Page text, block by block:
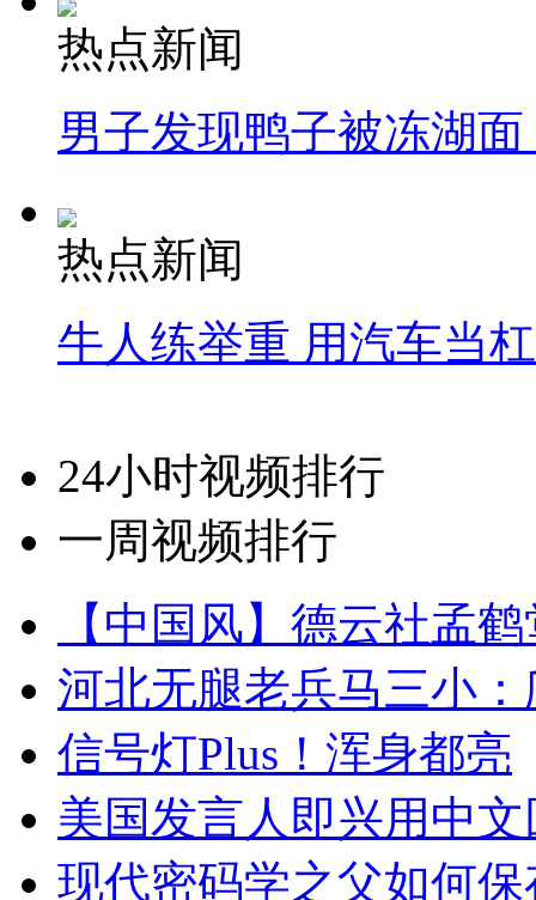
热点新闻
男子发现鸭子被冻湖
热点新闻
牛人练举重 用汽车当
24小时视频排行
一周视频排行
【中国风】德云社孟
河北无腿老兵马三小
信号灯Plus！浑身都亮
美国发言人即兴用中
现代密码学之父如何